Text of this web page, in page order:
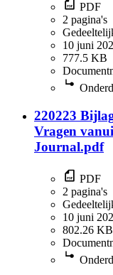
PDF
2 pagina's
10 juni
777.5 KB
220223
Vragen
Journal.pdf
PDF
2 pagina's
10 juni
802.26 KB